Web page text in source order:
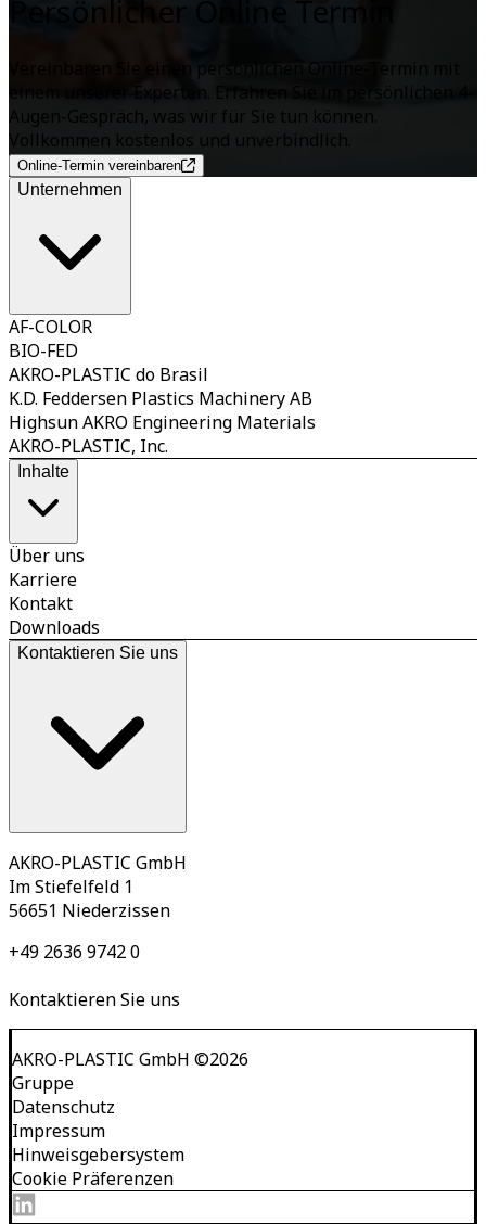
Persönlicher Online Termin
Vereinbaren Sie einen persönlichen Online-Termin mit
einem unserer Experten. Erfahren Sie im persönlichen 4-
Augen-Gespräch, was wir für Sie tun können.
Vollkommen kostenlos und unverbindlich.
Online-Termin vereinbaren
Unternehmen
AF-COLOR
BIO-FED
AKRO-PLASTIC do Brasil
K.D. Feddersen Plastics Machinery AB
Highsun AKRO Engineering Materials
AKRO-PLASTIC, Inc.
Inhalte
Über uns
Karriere
Kontakt
Downloads
Kontaktieren Sie uns
AKRO-PLASTIC GmbH
Im Stiefelfeld 1
56651 Niederzissen
+49 2636 9742 0
Kontaktieren Sie uns
AKRO-PLASTIC GmbH ©2026
Gruppe
Datenschutz
Impressum
Hinweisgebersystem
Cookie Präferenzen